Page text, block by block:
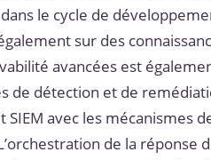
le cycle de
sur des
avancées est
de détection et de
SIEM avec les mécanismes
de la